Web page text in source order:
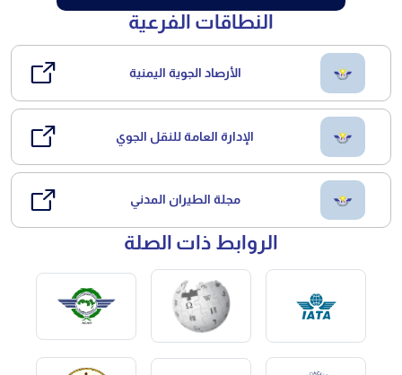
النطاقات الفرعية
الأرصاد الجوية اليمنية
الإدارة العامة للنقل الجوي
مجلة الطيران المدني
الروابط ذات الصلة